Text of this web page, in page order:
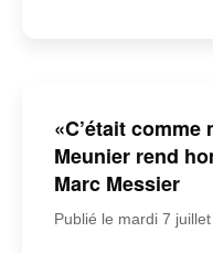
«C’était
Meunier rend
Marc Messier
Publié le mardi 7